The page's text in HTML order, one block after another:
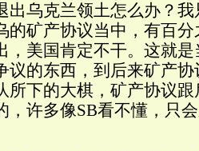
出乌克兰领土怎么办？
的矿产协议当中，有百
，美国肯定不干。这就
议的东西，到后来矿产
所下的大棋，矿产协议
，许多像SB看不懂，只